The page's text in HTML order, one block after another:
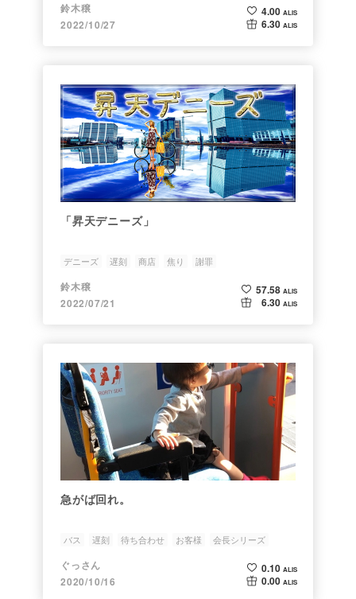
鈴木穣
2022/10/27
4.00 ALIS
6.30 ALIS
「昇天デニーズ」
デニーズ 遅刻 商店 焦り 謝罪
鈴木穣
2022/07/21
57.58 ALIS
6.30 ALIS
急がば回れ。
バス 遅刻 待ち合わせ お客様 会長シリーズ
ぐっさん
2020/10/16
0.10 ALIS
0.00 ALIS